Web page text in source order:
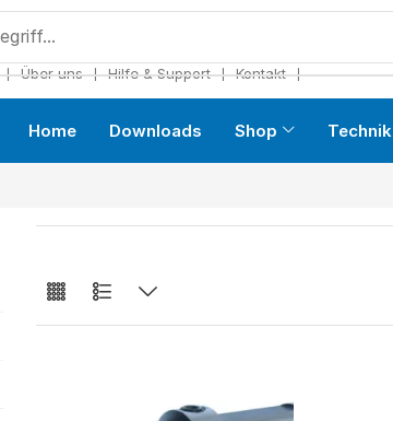
❘ Über uns ❘ Hilfe & Support ❘ Kontakt ❘
Home Downloads Shop Technik